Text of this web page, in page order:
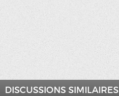
DISCUSSIONS SIMILAIRES